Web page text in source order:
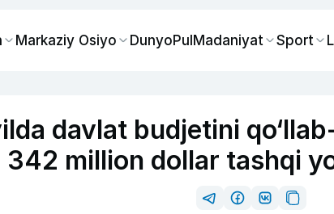
Markaziy Osiyo DunyoPulMadaniyat Sport
davlat budjetini
million dollar tashqi